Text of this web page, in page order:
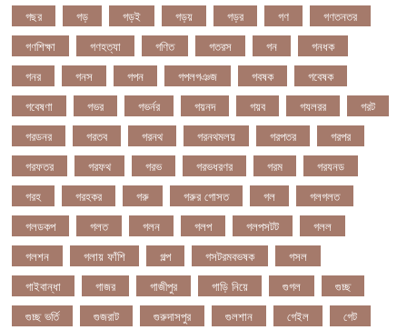
গছর
গড় গড়ই গড়য় গড়র গণ
গণতনতর
গণশিক্ষা
গণহত্যা গণিত গতরস গন
গনধক
গনর
গনস গপন গপলগঞজ গবষক
গবেষক
গবেষণা
গভর গভর্নর গয়নদ গয়ব গযলরর
গরট
গরডনর
গরতব গরনথ গরনথমলয় গরপতর
গরপর
গরফতর
গরফথ গরভ গরভধরণর গরম
গরযনড
গরহ
গরহকর গরু গরুর গোসত গল
গলগলত
গলডকপ
গলত গলন গলপ গলপসটট
গলল
গলশন
গলায় ফাঁশি গল্প গসটরমবভষক
গসল
গাইবান্ধা
গাজর গাজীপুর গাড়ি নিয়ে গুগল
গুচ্ছ
গুচ্ছ ভর্তি
গুজরাট গুরুদাসপুর গুলশান গেইল
গেট